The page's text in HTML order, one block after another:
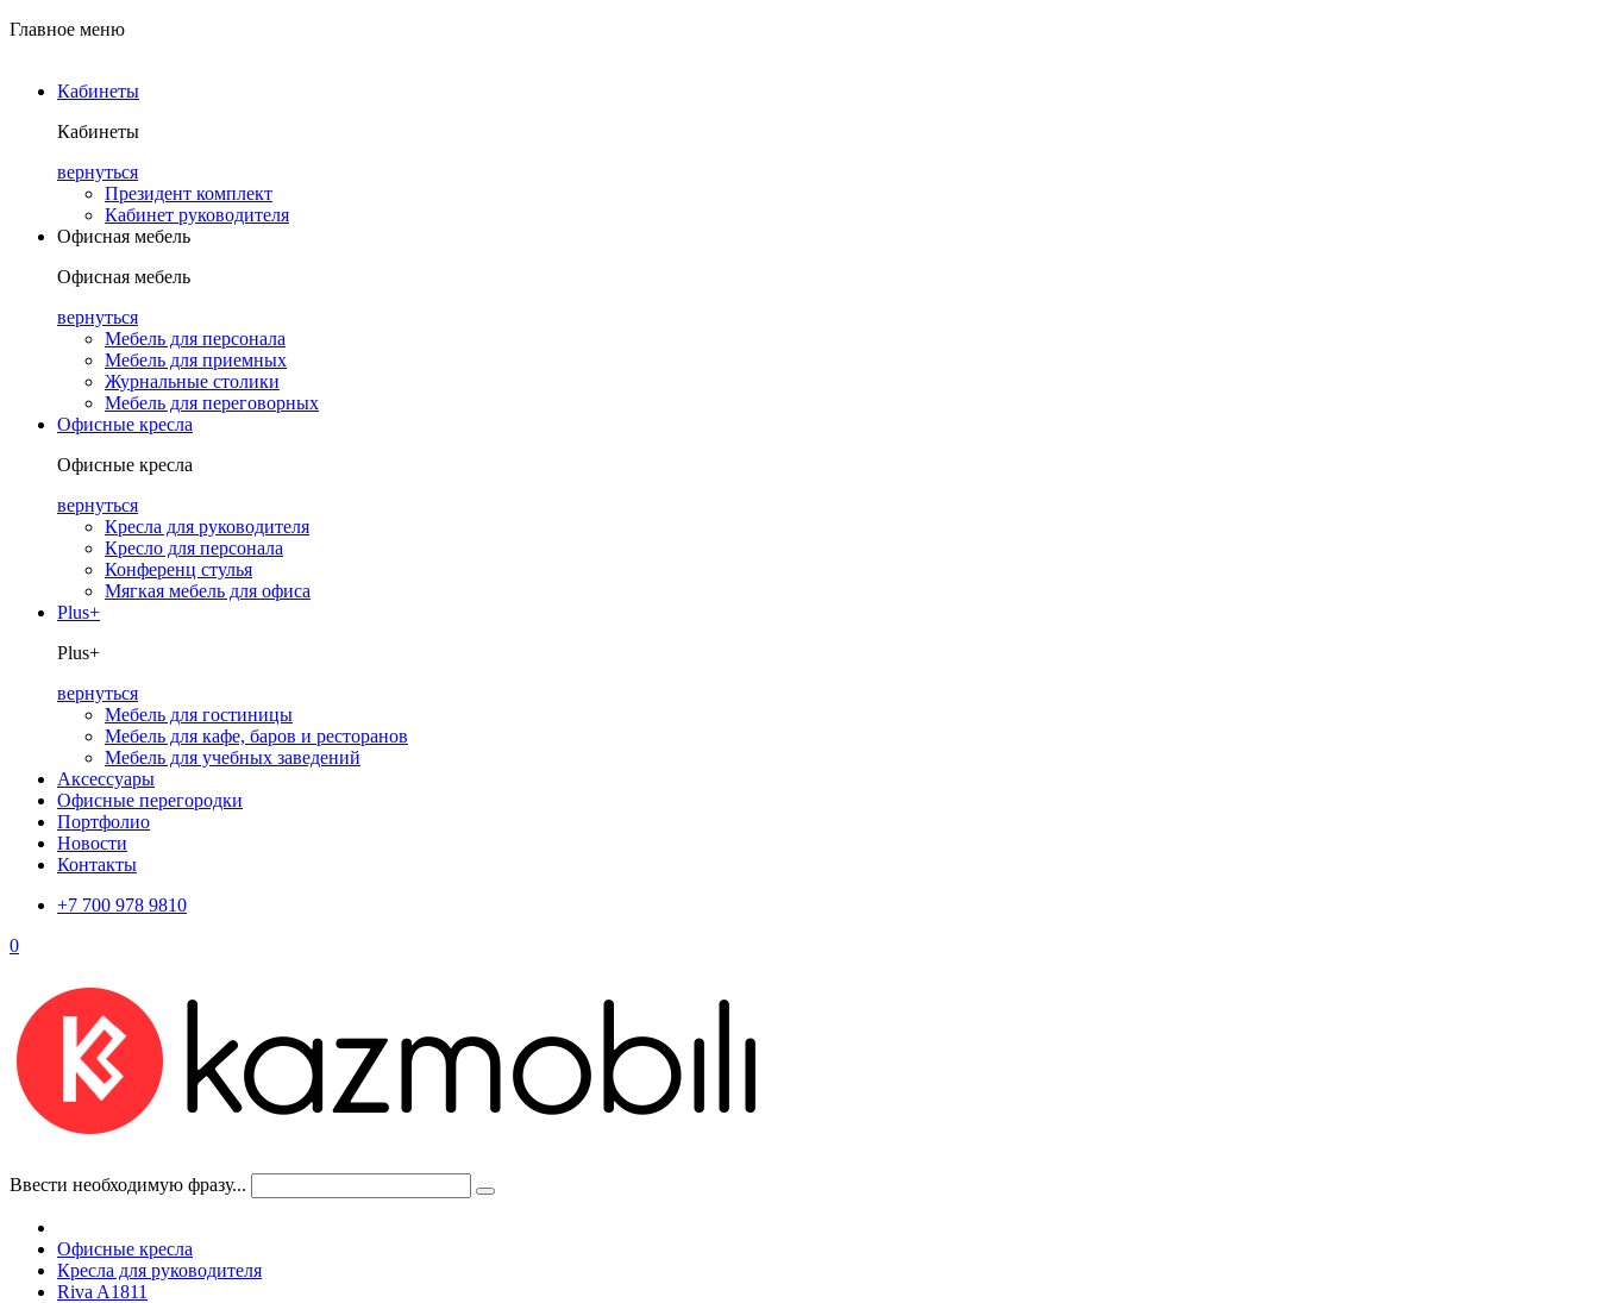
Главное меню
Кабинеты
Кабинеты
вернуться
Президент комплект
Кабинет руководителя
Офисная мебель
Офисная мебель
вернуться
Мебель для персонала
Мебель для приемных
Журнальные столики
Мебель для переговорных
Офисные кресла
Офисные кресла
вернуться
Кресла для руководителя
Кресло для персонала
Конференц стулья
Мягкая мебель для офиса
Plus+
Plus+
вернуться
Мебель для гостиницы
Мебель для кафе, баров и ресторанов
Мебель для учебных заведений
Аксессуары
Офисные перегородки
Портфолио
Новости
Контакты
+7 700 978 9810
0
Ввести необходимую фразу...
Офисные кресла
Кресла для руководителя
Riva A1811